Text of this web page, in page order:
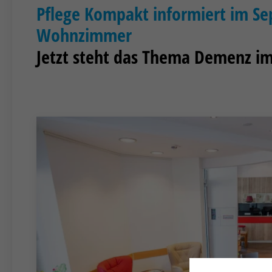
Pflege Kompakt informiert im
Wohnzimmer
Jetzt steht das Thema Demenz